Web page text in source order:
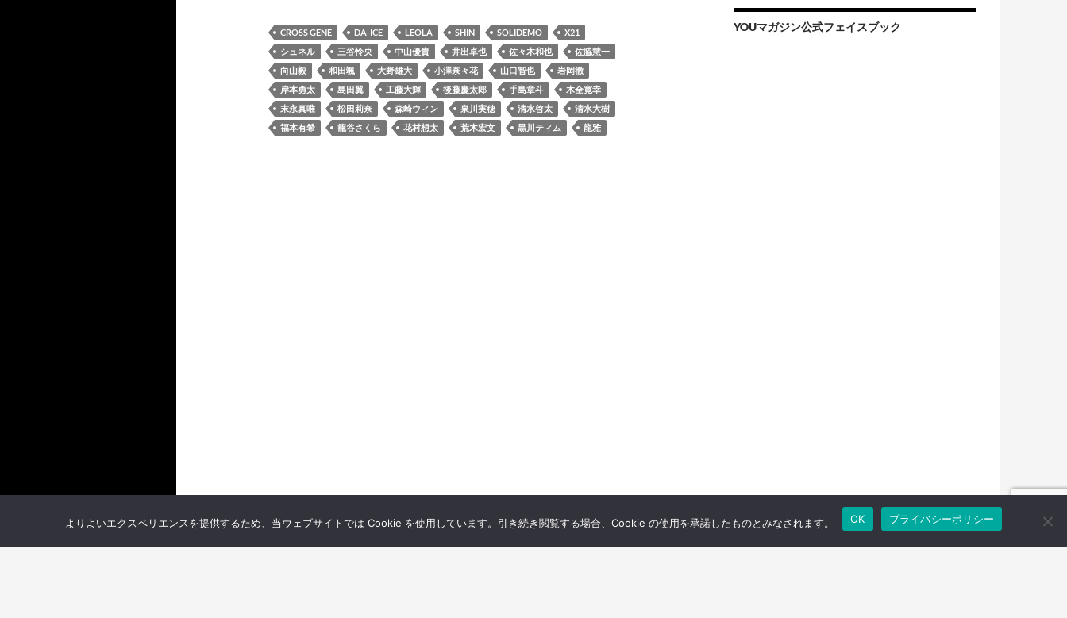
CROSS GENE DA-ICE LEOLA SHIN SOLIDEMO
X21
シュネル
三谷怜央 中山優貴 井出卓也 佐々木和也
佐脇慧一
向山毅
和田颯 大野雄大 小澤奈々花 山口智也
岩岡徹
岸本勇太
島田翼 工藤大輝 後藤慶太郎 手島章斗
木全寛幸
末永真唯
松田莉奈 森崎ウィン 泉川実穂 清水啓太
清水大樹
福本有希
籠谷さくら 花村想太 荒木宏文 黒川ティム 龍雅
YOUマガジン公式フェイスブック
よりよいエクスペリエンスを提供するため、当ウェブサイトでは Cookie を使用しています。引き続き閲覧する場合、Cookie の使用を承諾したものとみなされます。 OK プライバシーポリシー